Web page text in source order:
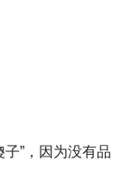
”，因为没有品